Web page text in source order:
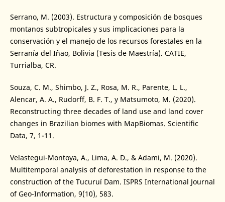
Serrano, M. (2003). Estructura y composición de bosques
montanos subtropicales y sus implicaciones para la
conservación y el manejo de los recursos forestales en la
Serranía del Iñao, Bolivia (Tesis de Maestría). CATIE,
Turrialba, CR.
Souza, C. M., Shimbo, J. Z., Rosa, M. R., Parente, L. L.,
Alencar, A. A., Rudorff, B. F. T., y Matsumoto, M. (2020).
Reconstructing three decades of land use and land cover
changes in Brazilian biomes with MapBiomas. Scientific
Data, 7, 1-11.
Velastegui-Montoya, A., Lima, A. D., & Adami, M. (2020).
Multitemporal analysis of deforestation in response to the
construction of the Tucuruí Dam. ISPRS International Journal
of Geo-Information, 9(10), 583.